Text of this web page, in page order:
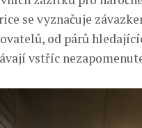
se vyznačuje
od párů
vstříc